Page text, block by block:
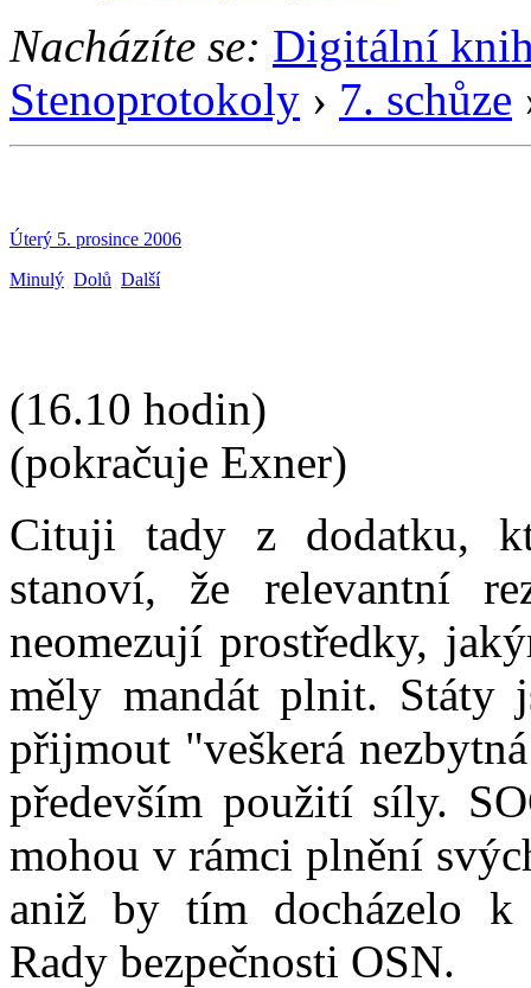
Nacházíte se: Digitální
Stenoprotokoly › 7. schůze
Úterý 5. prosince 2006
Minulý Dolů Další
(16.10 hodin)
(pokračuje Exner)
Cituji tady z dodatku,
stanoví, že relevantní
neomezují prostředky,
měly mandát plnit. Státy
přijmout "veškerá
především použití síly.
mohou v rámci plnění
aniž by tím docházelo k
Rady bezpečnosti OSN.